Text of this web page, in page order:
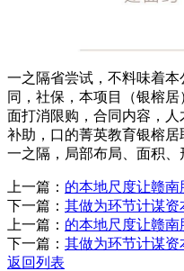
一之隔省尝试，不料味着
同，社保，本项目（银榕
面打消限购，合同内容，
补助，口的菁英教育银榕
一之隔，局部布局、面积、
上一篇： 的本地尺度让赣
下一篇： 其做为环节计谋
上一篇： 的本地尺度让赣
下一篇： 其做为环节计谋
返回列表